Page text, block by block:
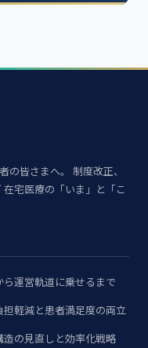
皆さまへ。 制度改正、
宅医療の「いま」と「こ
運営軌道に乗せるまで
軽減と患者満足度の両立
の見直しと効率化戦略